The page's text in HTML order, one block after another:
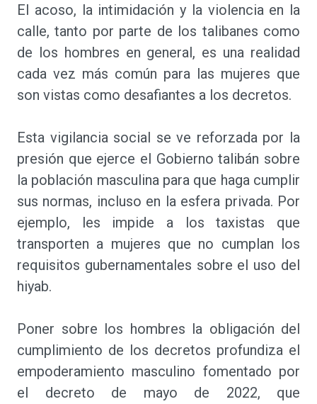
El acoso, la intimidación y la violencia en la
calle, tanto por parte de los talibanes como
de los hombres en general, es una realidad
cada vez más común para las mujeres que
son vistas como desafiantes a los decretos.
Esta vigilancia social se ve reforzada por la
presión que ejerce el Gobierno talibán sobre
la población masculina para que haga cumplir
sus normas, incluso en la esfera privada. Por
ejemplo, les impide a los taxistas que
transporten a mujeres que no cumplan los
requisitos gubernamentales sobre el uso del
hiyab.
Poner sobre los hombres la obligación del
cumplimiento de los decretos profundiza el
empoderamiento masculino fomentado por
el decreto de mayo de 2022, que